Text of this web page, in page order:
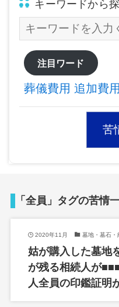
キーワードから
注目ワード
葬儀費用 追加費用
苦
「全員」タグの苦情
2020年11月 墓地・墓石・
姑が購入した墓地
が残る相続人が
人全員の印鑑証明